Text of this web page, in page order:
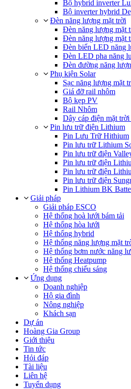
Bộ hybrid inverter
Bộ inverter hybrid
Đèn năng lượng mặt trời
Đèn năng lượng mặt
Đèn năng lượng mặt
Đèn biển LED năng
Đèn LED pha năng
Đèn đường năng
Phụ kiện Solar
Sạc năng lượng mặt
Giá đỡ rail nhôm
Bộ kẹp PV
Rail Nhôm
Dây cáp điện mặt
Pin lưu trữ điện Lithium
Pin Lưu Trữ Hithium
Pin lưu trữ Lithium
Pin lưu trữ điện
Pin lưu trữ điện
Pin lưu trữ điện
Pin lưu trữ điện
Pin Lithium BK
Giải pháp
Giải pháp ESCO
Hệ thống hoà lưới bám tải
Hệ thống hòa lưới
Hệ thống hybrid
Hệ thống năng lượng mặt
Hệ thống bơm nước năng
Hệ thống Heatpump
Hệ thống chiếu sáng
Ứng dụng
Doanh nghiệp
Hộ gia đình
Nông nghiệp
Khách sạn
Dự án
Hoàng Gia Group
Giới thiệu
Tin tức
Hỏi đáp
Tài liệu
Liên hệ
Tuyển dụng